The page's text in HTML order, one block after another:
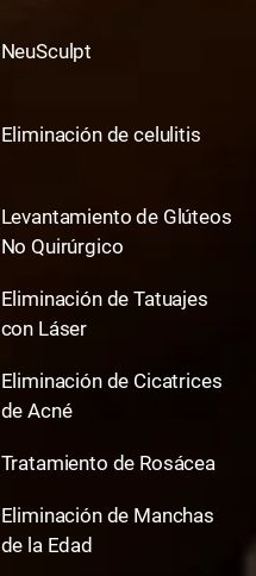
NeuSculpt
Eliminación de celulitis
Levantamiento de Glúteos
No Quirúrgico
Eliminación de Tatuajes
con Láser
Eliminación de Cicatrices
de Acné
Tratamiento de Rosácea
Eliminación de Manchas
de la Edad